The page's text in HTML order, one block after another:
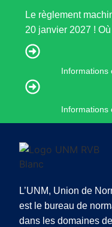
Le règlement
20 janvier 2027 !
Informations
Informations
L’UNM, Union de
est le bureau de
dans les domaines